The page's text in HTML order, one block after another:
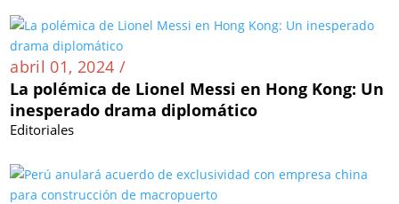
abril 01, 2024 /
La polémica de Lionel Messi en Hong Kong: Un
inesperado drama diplomático
Editoriales